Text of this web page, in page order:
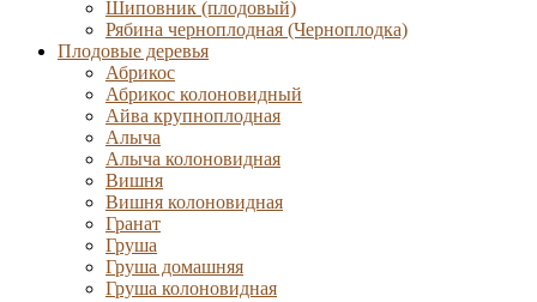
Шиповник (плодовый)
Рябина черноплодная (Черноплодка)
Плодовые деревья
Абрикос
Абрикос колоновидный
Айва крупноплодная
Алыча
Алыча колоновидная
Вишня
Вишня колоновидная
Гранат
Груша
Груша домашняя
Груша колоновидная